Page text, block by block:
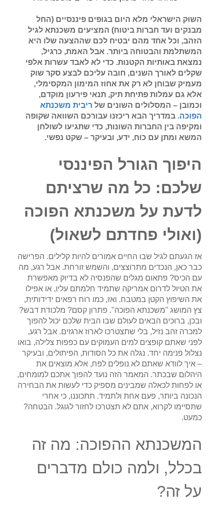
השוק הישראלי מלא היום בגופים פיננסיים (החל
מבנקים ועד חברות ביטוח) המציעים משכנתא לגיל
הזהב, וכל אחד מהם יבטיח לכם שההצעה שלו היא
המשתלמת והבטוחה ביותר. אבל האמת, כרגיל,
נמצאת באותיות הקטנות. כדי לא לאבד עשרות אלפי
שקלים לאורך השנים, חובה עליכם לבצע סקר שוק
מעמיק שבוחן לא רק את אחוז המימון המקסימלי,
אלא גם עמלות פתיחת תיק, תנאי פירעון מוקדם,
וכמובן – המסלולים השונים של ריבית משכנתא
הפוכה. במדריך הבא ריכזנו עבורכם השוואה שקופה
ומקיפה בין החברות השונות, כדי שתגיעו לשולחן
המשא ומתן עם כוח, ידע, ובעיקר – שקט נפשי.
היפוך הגורל הפיננסי
שלכם: כל מה שרציתם
לדעת על משכנתא הפוכה
(ואולי פחדתם לשאול)
אז הגעתם לגיל שבו החיים אמורים להיות קלילים. הפרישה
כבר כאן, הנכדים מתרוצצים, והשמש זורחת. אבל רגע, מה
עם הכיס? פתאום מגלים שהפנסיה לא בדיוק מאפשרת
את הטיול לדרום אמריקה שתמיד חלמתם עליו, או אפילו
את השיפוץ הקטן במטבח. ואז, כמו רוח רפאים ידידותית,
צץ המושג "משכנתא הפוכה". פתרון קסם? מלכודת דבש?
ובכן, ברוכים הבאים לעולם שבו הבית שלכם יכול להפוך
למכרה זהב נזיל, בלי שתצטרכו לארוז ארגזים. אבל רגע,
לפני שאתם קופצים למים העמוקים עם כפפות צלילה, בואו
נצלול פנימה יחד. נגלה את כל הסודות, הפיתולים, ובעיקר
– איך לוודא שאתם לא נופלים לפח, אלא מוצאים את
היהלום שבכתר. המאמר הזה נועד להפוך אתכם למומחים,
או לפחות לכאלה שמבינים מספיק כדי לעשות את הבחירה
הנכונה ביותר, פעם אחת ולתמיד. תתכוננו, כי אחרי
שתסיימו לקרוא, אתם לא תצטרכו לחזור לגוגל. הבטחה?
כמעט.
המשכנתא ההפוכה: מה זה
בכלל, ולמה כולם מדברים
על זה?